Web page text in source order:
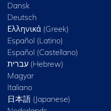
Dansk
Deutsch
Ελληνικά (Greek)
Español (Latino)
Español (Castellano)
Magyar
Italiano
日本語 (Japanese)